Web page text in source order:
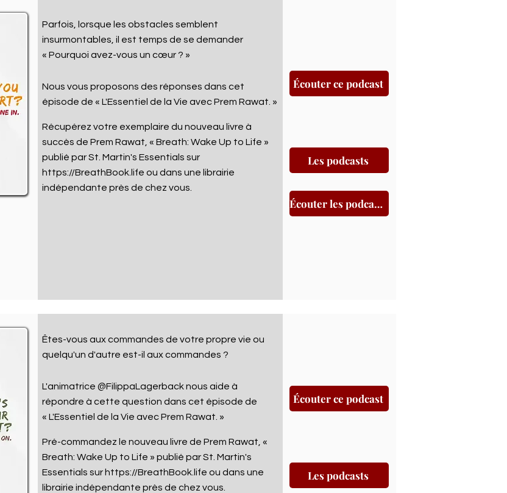
Parfois, lorsque les obstacles semblent
insurmontables, il est temps de se demander
« Pourquoi avez-vous un cœur ? »
Nous vous proposons des réponses dans cet
épisode de « L'Essentiel de la Vie avec Prem Rawat. »
Récupérez votre exemplaire du nouveau livre à
succès de Prem Rawat, « Breath: Wake Up to Life »
publié par St. Martin's Essentials sur
https://BreathBook.life ou dans une librairie
indépendante près de chez vous
Écouter ce podcast
Les podcasts
Écouter les podcasts
Êtes-vous aux commandes de votre propre vie ou
quelqu'un d'autre est-il aux commandes ?
L'animatrice @FilippaLagerback nous aide à
répondre à cette question dans cet épisode de
« L'Essentiel de la Vie avec Prem Rawat. »
Pré-commandez le nouveau livre de Prem Rawat, «
Breath: Wake Up to Life » publié par St. Martin's
Essentials sur https://BreathBook.life ou dans une
librairie indépendante près de chez vous
Écouter ce podcast
Les podcasts